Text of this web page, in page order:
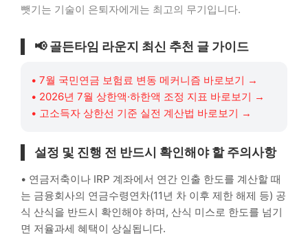
뺏기는 기술이 은퇴자에게는 최고의 무기입니다.
📢골든타임 라운지 최신 추천 글 가이드
• 7월 국민연금 보험료 변동 메커니즘 바로보기 →
• 2026년 7월 상한액·하한액 조정 지표 바로보기 →
• 고소득자 상한선 기준 실전 계산법 바로보기 →
설정 및 진행 전 반드시 확인해야 할 주의사항
• 연금저축이나 IRP 계좌에서 연간 인출 한도를 계산할 때
는 금융회사의 연금수령연차(11년 차 이후 제한 해제 등) 공
식 산식을 반드시 확인해야 하며, 산식 미스로 한도를 넘기
면 저율과세 혜택이 상실됩니다.